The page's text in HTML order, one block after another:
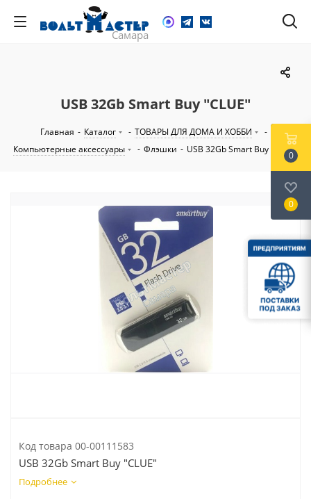
USB 32Gb Smart Buy "CLUE"
Главная - Каталог - ТОВАРЫ ДЛЯ ДОМА И ХОББИ
-
Компьютерные аксессуары
- Флэшки - USB 32Gb Smart Buy "CLUE"
Код товара 00-00111583
USB 32Gb Smart Buy "CLUE"
Подробнее
0
0